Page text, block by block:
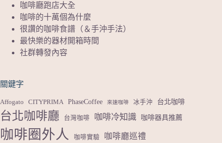
咖啡廳跑店大全
咖啡的十萬個為什麼
很讚的咖啡食譜（＆手沖手法）
最快樂的器材開箱時間
社群轉發內容
關鍵字
Affogato CITYPRIMA PhaseCoffee 來速咖啡 冰手沖 台北咖啡
台北咖啡廳 台灣咖啡 咖啡冷知識 咖啡器具推薦
咖啡圈外人 咖啡實驗 咖啡廳巡禮